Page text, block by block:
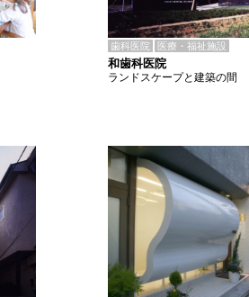
歯科医院 医療・福祉施設
和歯科医院
ランドスケープと建築の間